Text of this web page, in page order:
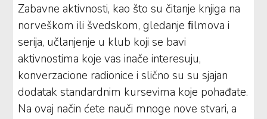
Zabavne aktivnosti, kao što su čitanje knjiga na
norveškom ili švedskom, gledanje ﬁlmova i
serija, učlanjenje u klub koji se bavi
aktivnostima koje vas inače interesuju,
konverzacione radionice i slično su su sjajan
dodatak standardnim kursevima koje pohađate.
Na ovaj način ćete nauči mnoge nove stvari, a